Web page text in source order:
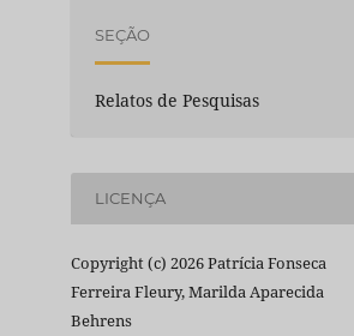
SEÇÃO
Relatos de Pesquisas
LICENÇA
Copyright (c) 2026 Patrícia Fonseca
Ferreira Fleury, Marilda Aparecida
Behrens